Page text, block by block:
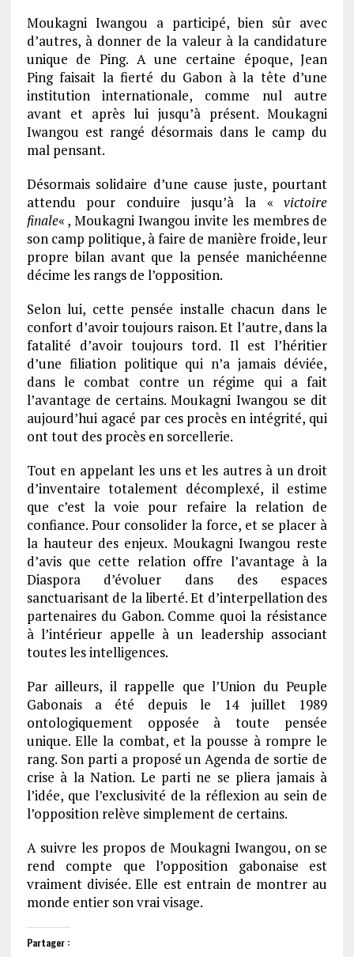
Moukagni Iwangou a participé, bien sûr avec
d’autres, à donner de la valeur à la candidature
unique de Ping. A une certaine époque, Jean
Ping faisait la fierté du Gabon à la tête d’une
institution internationale, comme nul autre
avant et après lui jusqu’à présent. Moukagni
Iwangou est rangé désormais dans le camp du
mal pensant.
Désormais solidaire d’une cause juste, pourtant
attendu pour conduire jusqu’à la «victoire
finale« , Moukagni Iwangou invite les membres de
son camp politique, à faire de manière froide, leur
propre bilan avant que la pensée manichéenne
décime les rangs de l’opposition.
Selon lui, cette pensée installe chacun dans le
confort d’avoir toujours raison. Et l’autre, dans la
fatalité d’avoir toujours tord. Il est l’héritier
d’une filiation politique qui n’a jamais déviée,
dans le combat contre un régime qui a fait
l’avantage de certains. Moukagni Iwangou se dit
aujourd’hui agacé par ces procès en intégrité, qui
ont tout des procès en sorcellerie.
Tout en appelant les uns et les autres à un droit
d’inventaire totalement décomplexé, il estime
que c’est la voie pour refaire la relation de
confiance. Pour consolider la force, et se placer à
la hauteur des enjeux. Moukagni Iwangou reste
d’avis que cette relation offre l’avantage à la
Diaspora d’évoluer dans des espaces
sanctuarisant de la liberté. Et d’interpellation des
partenaires du Gabon. Comme quoi la résistance
à l’intérieur appelle à un leadership associant
toutes les intelligences.
Par ailleurs, il rappelle que l’Union du Peuple
Gabonais a été depuis le 14 juillet 1989
ontologiquement opposée à toute pensée
unique. Elle la combat, et la pousse à rompre le
rang. Son parti a proposé un Agenda de sortie de
crise à la Nation. Le parti ne se pliera jamais à
l’idée, que l’exclusivité de la réflexion au sein de
l’opposition relève simplement de certains.
A suivre les propos de Moukagni Iwangou, on se
rend compte que l’opposition gabonaise est
vraiment divisée. Elle est entrain de montrer au
monde entier son vrai visage.
Partager :